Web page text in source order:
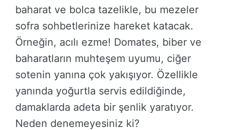
baharat ve bolca tazelikle, bu mezeler
sofra sohbetlerinize hareket katacak.
Örneğin, acılı ezme! Domates, biber ve
baharatların muhteşem uyumu, ciğer
sotenin yanına çok yakışıyor. Özellikle
yanında yoğurtla servis edildiğinde,
damaklarda adeta bir şenlik yaratıyor.
Neden denemeyesiniz ki?